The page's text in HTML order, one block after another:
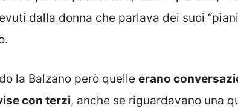
dalla donna che parlava dei suoi
la Balzano però quelle erano
con terzi, anche se riguardavano una